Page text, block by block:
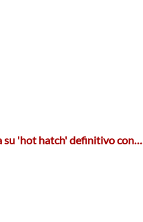
su 'hot hatch' definitivo con…